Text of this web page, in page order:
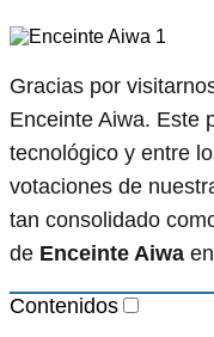
Gracias por
Enceinte Aiwa. Este
tecnológico y entre
votaciones de
tan consolidado
de Enceinte Aiwa
Contenidos